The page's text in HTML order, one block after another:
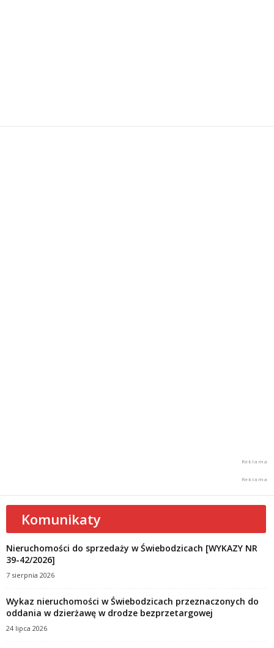
Komunikaty
Nieruchomości do sprzedaży w Świebodzicach [WYKAZY NR
39-42/2026]
7 sierpnia 2026
Wykaz nieruchomości w Świebodzicach przeznaczonych do
oddania w dzierżawę w drodze bezprzetargowej
24 lipca 2026